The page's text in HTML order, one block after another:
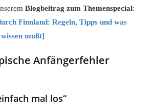
Blogbeitrag zum Themenspecial:
Finnland: Regeln, Tipps und was
mußt]
Anfängerfehler
mal los“